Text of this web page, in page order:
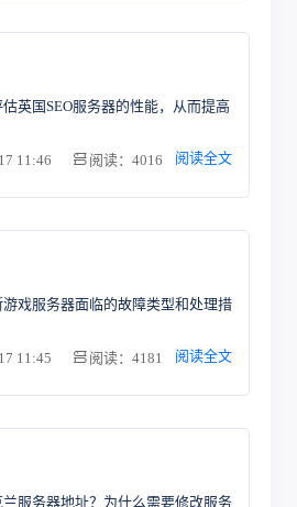
英国SEO服务器的性能，从而提高
11:46
阅读：4016 阅读全文
戏服务器面临的故障类型和处理措
11:45
阅读：4181 阅读全文
服务器地址？为什么需要修改服务